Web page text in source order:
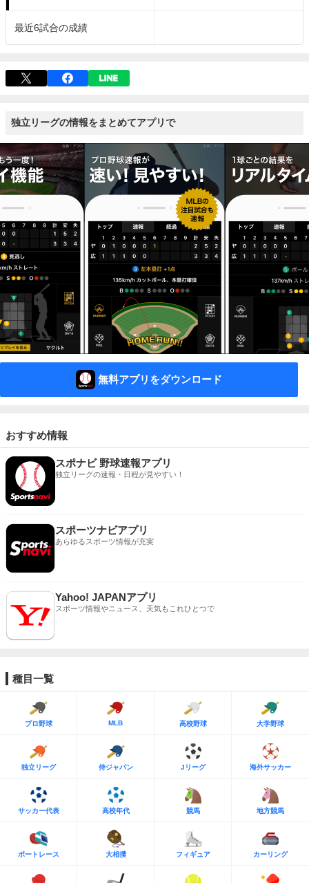
最近6試合の成績
独立リーグの情報をまとめてアプリで
無料アプリをダウンロード
おすすめ情報
スポナビ 野球速報アプリ
独立リーグの速報・日程が見やすい！
スポーツナビアプリ
あらゆるスポーツ情報が充実
Yahoo! JAPANアプリ
スポーツ情報やニュース、天気もこれひとつで
種目一覧
プロ野球 MLB 高校野球 大学野球
独立リーグ 侍ジャパン Jリーグ 海外サッカー
サッカー代表 高校年代 競馬 地方競馬
ボートレース 大相撲 フィギュア カーリング